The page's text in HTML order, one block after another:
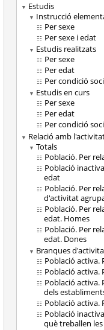
Estudis
Instrucció
Per sexe
Per sexe i edat
Estudis realitzats
Per sexe
Per edat
Per condició
Estudis en curs
Per sexe
Per edat
Per condició
Relació amb
Totals
Població. Per
Població
edat
Població. Per
d'activitat
Població. Per
edat. Homes
Població. Per
edat. Dones
Branques
Població activa.
Població activa.
Població activa.
dels
Població activa.
Població
què treballen